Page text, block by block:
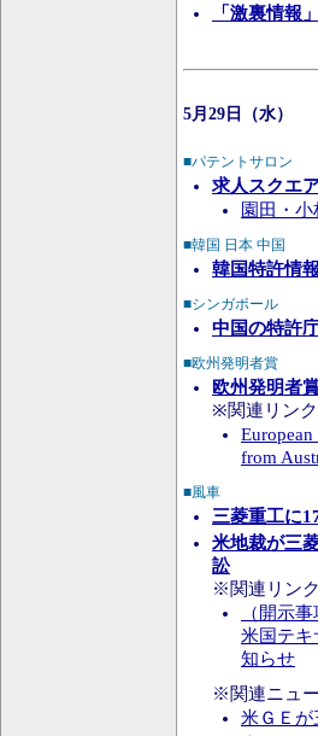
「激裏情報
5月29日（水）
■パテントサロン
求人スクエ
園田・
■韓国 日本 中国
韓国特許情
■シンガポール
中国の特許
■欧州発明者賞
欧州発明者
※関連リンク
from
■風車
三菱重工に
米地裁が三
訟
※関連リンク
（開示
米国テキ
知らせ
※関連ニュ
米ＧＥが